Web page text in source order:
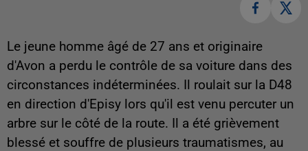
Le jeune homme âgé de 27 ans et originaire
d'Avon a perdu le contrôle de sa voiture dans des
circonstances indéterminées. Il roulait sur la D48
en direction d'Episy lors qu'il est venu percuter un
arbre sur le côté de la route. Il a été grièvement
blessé et souffre de plusieurs traumatismes, au